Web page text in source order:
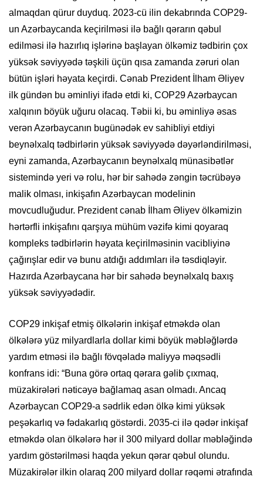
almaqdan qürur duyduq. 2023-cü ilin dekabrında COP29-
un Azərbaycanda keçirilməsi ilə bağlı qərarın qəbul
edilməsi ilə hazırlıq işlərinə başlayan ölkəmiz tədbirin çox
yüksək səviyyədə təşkili üçün qısa zamanda zəruri olan
bütün işləri həyata keçirdi. Cənab Prezident İlham Əliyev
ilk gündən bu əminliyi ifadə etdi ki, COP29 Azərbaycan
xalqının böyük uğuru olacaq. Təbii ki, bu əminliyə əsas
verən Azərbaycanın bugünədək ev sahibliyi etdiyi
beynəlxalq tədbirlərin yüksək səviyyədə dəyərləndirilməsi,
eyni zamanda, Azərbaycanın beynəlxalq münasibətlər
sistemində yeri və rolu, hər bir sahədə zəngin təcrübəyə
malik olması, inkişafın Azərbaycan modelinin
movcudluğudur. Prezident cənab İlham Əliyev ölkəmizin
hərtərfli inkişafını qarşıya mühüm vəzifə kimi qoyaraq
kompleks tədbirlərin həyata keçirilməsinin vacibliyinə
çağırışlar edir və bunu atdığı addımları ilə təsdiqləyir.
Hazırda Azərbaycana hər bir sahədə beynəlxalq baxış
yüksək səviyyədədir.
COP29 inkişaf etmiş ölkələrin inkişaf etməkdə olan
ölkələrə yüz milyardlarla dollar kimi böyük məbləğlərdə
yardım etməsi ilə bağlı fövqəladə maliyyə məqsədli
konfrans idi: “Buna görə ortaq qərara gəlib çıxmaq,
müzakirələri nəticəyə bağlamaq asan olmadı. Ancaq
Azərbaycan COP29-a sədrlik edən ölkə kimi yüksək
peşəkarlıq və fədakarlıq göstərdi. 2035-ci ilə qədər inkişaf
etməkdə olan ölkələrə hər il 300 milyard dollar məbləğində
yardım göstərilməsi haqda yekun qərar qəbul olundu.
Müzakirələr ilkin olaraq 200 milyard dollar rəqəmi ətrafında